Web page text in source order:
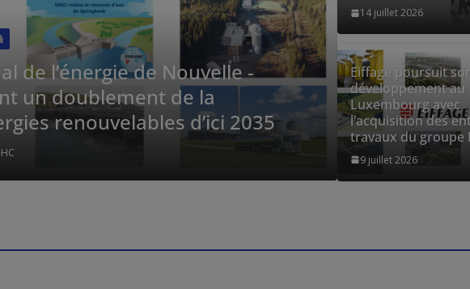
BTP-ACTUS
Eiffage poursuit son développement au
Luxembourg avec l’acquisition des entités de
travaux du groupe Baatz
9 juillet 2026
14 juillet 2026
Eiffage poursuit son
développement au
Luxembourg avec
l’acquisition des
travaux du groupe
9 juillet 2026